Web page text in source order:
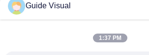
Guide Visual
1:37 PM